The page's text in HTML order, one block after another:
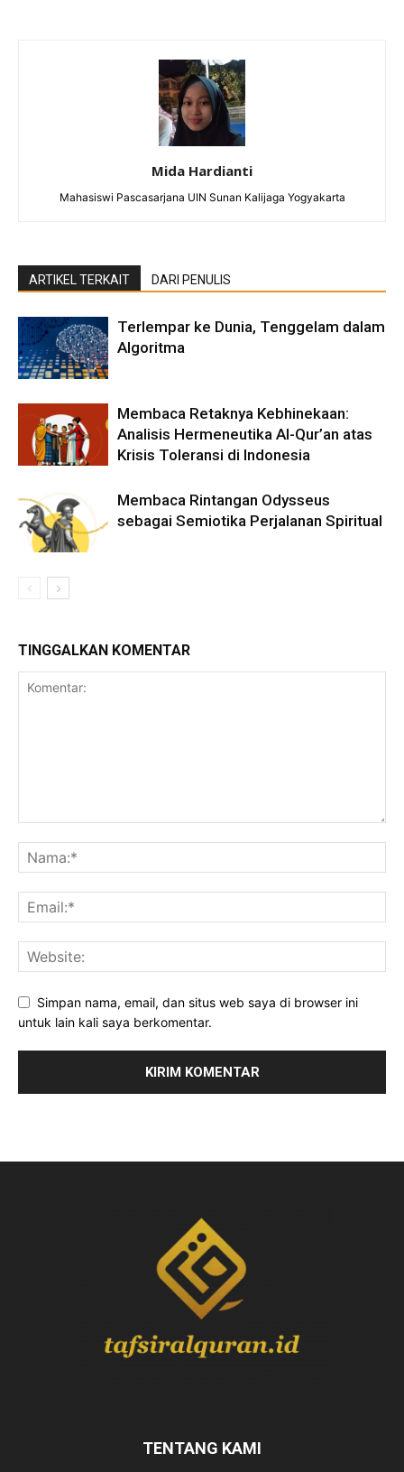
Mida Hardianti
Mahasiswi Pascasarjana UIN Sunan Kalijaga Yogyakarta
ARTIKEL TERKAIT DARI PENULIS
Terlempar ke Dunia, Tenggelam dalam
Algoritma
Membaca Retaknya Kebhinekaan:
Analisis Hermeneutika Al-Qur’an atas
Krisis Toleransi di Indonesia
Membaca Rintangan Odysseus
sebagai Semiotika Perjalanan Spiritual
TINGGALKAN KOMENTAR
Simpan nama, email, dan situs web saya di browser ini
untuk lain kali saya berkomentar.
TENTANG KAMI